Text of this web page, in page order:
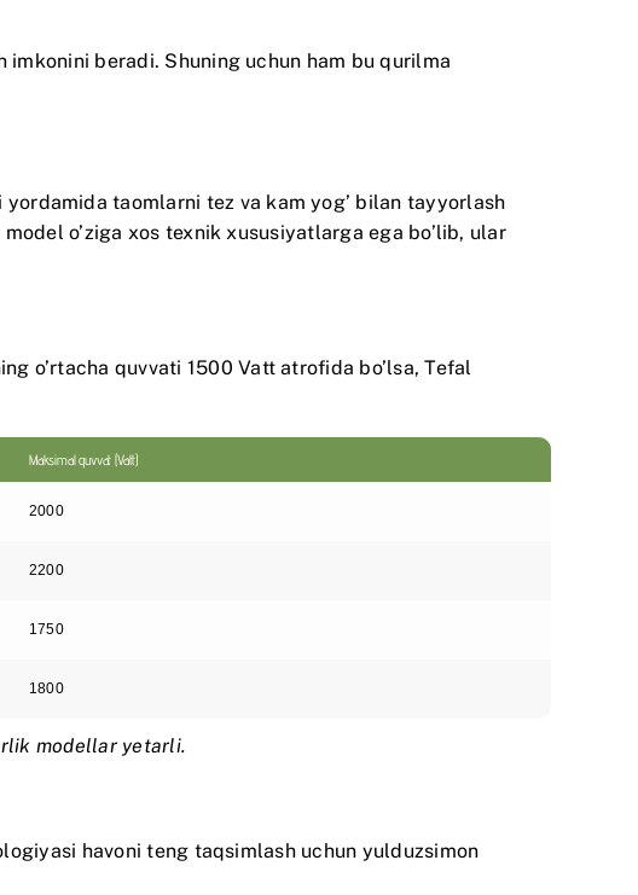
beradi. Shuning uchun ham bu qurilma
taomlarni tez va kam yog’ bilan tayyorlash
o’ziga xos texnik xususiyatlarga ega bo’lib, ular
o’rtacha quvvati 1500 Vatt atrofida bo’lsa,Tefal
Maksimal quvvat (Vatt)
2000
2200
1750
1800
modellar yetarli.
havoni teng taqsimlash uchun yulduzsimon